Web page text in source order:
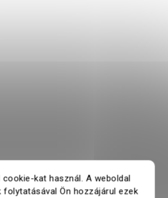
cookie-kat használ. A weboldal
folytatásával Ön hozzájárul ezek